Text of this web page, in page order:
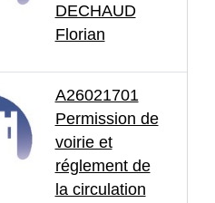
DECHAUD
Florian
A26021701
Permission de
voirie et
réglement de
la circulation